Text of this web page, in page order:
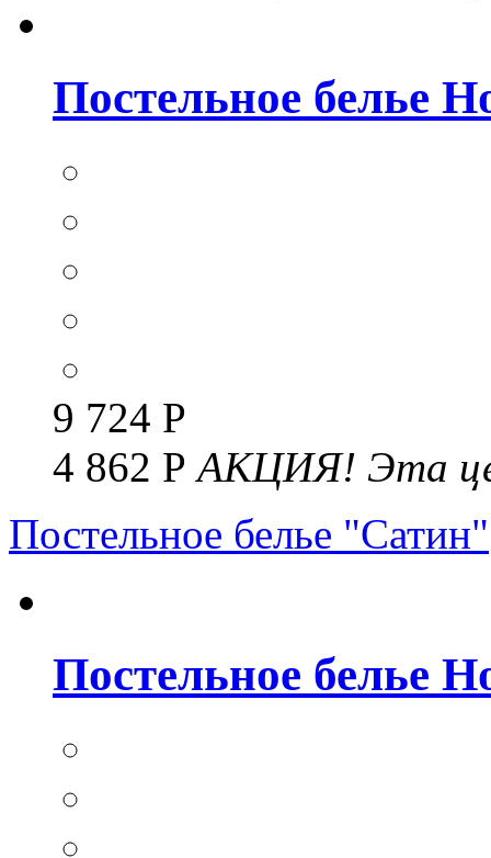
Постельное белье
9 724 Р
4 862 РАКЦИЯ! Эта
Постельное белье "Сатин"
Постельное белье